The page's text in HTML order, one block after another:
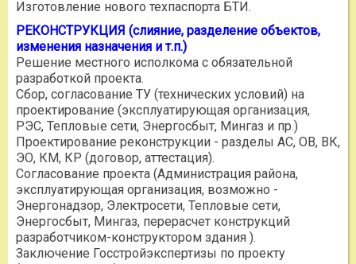
Изготовление нового техпаспорта БТИ.
РЕКОНСТРУКЦИЯ (слияние, разделение объектов,
изменения назначения и т.п.)
Решение местного исполкома с обязательной
разработкой проекта.
Сбор, согласование ТУ (технических условий) на
проектирование (эксплуатирующая организация,
РЭС, Тепловые сети, Энергосбыт, Мингаз и пр.)
Проектирование реконструкции - разделы АС, ОВ, ВК,
ЭО, КМ, КР (договор, аттестация).
Согласование проекта (Администрация района,
эксплуатирующая организация, возможно -
Энергонадзор, Электросети, Тепловые сети,
Энергосбыт, Мингаз, перерасчет конструкций
разработчиком-конструктором здания ).
Заключение Госстройэкспертизы по проекту